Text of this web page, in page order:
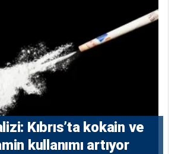
Kıbrıs’ta kokain ve
kullanımı artıyor